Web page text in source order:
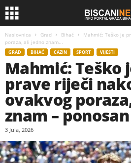
Naslovnica Grad Bihać
Mahmić: Teško je
poraza, ali jedno znam...
GRAD BIHAĆ CAZIN SPORT VIJESTI
Mahmić: Teško
prave riječi
ovakvog
znam –
3 Jula, 2026